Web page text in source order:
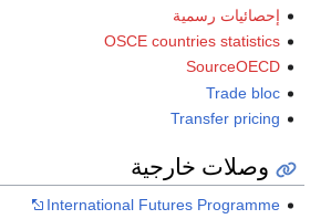
إحصائيات رسمية
OSCE countries statistics
SourceOECD
Trade bloc
Transfer pricing
وصلات خارجية
International Futures Programme